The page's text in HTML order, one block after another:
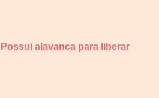
alavanca para liberar